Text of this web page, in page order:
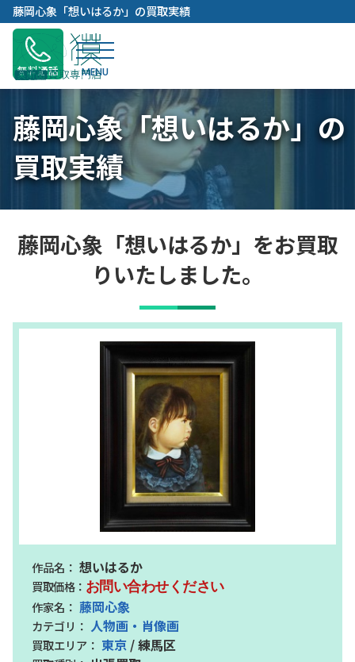
内
容
キ
ッ
プ
藤岡心象「想いはるか」の買取実績
無料通話
藤岡心象「想いはるか」の
買取実績
藤岡心象「想いはるか」をお買取
りいたしました。
想いはるか
お問い合わせください
藤岡心象
人物画・肖像画
東京 / 練馬区